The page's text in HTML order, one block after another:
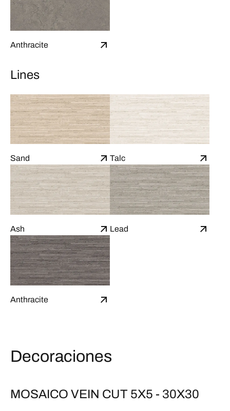
Anthracite
Lines
Sand Talc
Ash Lead
Anthracite
Decoraciones
MOSAICO VEIN CUT 5X5 - 30X30